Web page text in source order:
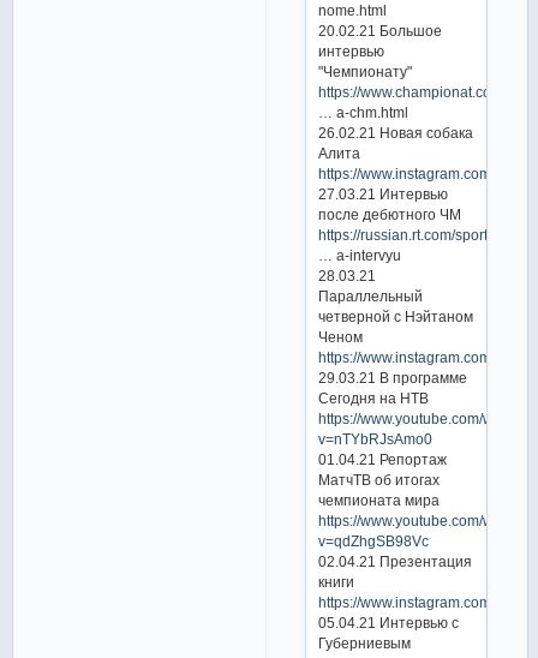
nome.html
20.02.21 Большое
интервью
"Чемпионату"
https://www.championat.com/
… a-chm.html
26.02.21 Новая собака
Алита
https://www.instagram.com/p/
27.03.21 Интервью
после дебютного ЧМ
https://russian.rt.com/sport/
… a-intervyu
28.03.21
Параллельный
четверной с Нэйтаном
Ченом
https://www.instagram.com/p/
29.03.21 В программе
Сегодня на НТВ
https://www.youtube.com/watch?
v=nTYbRJsAmo0
01.04.21 Репортаж
МатчТВ об итогах
чемпионата мира
https://www.youtube.com/watch?
v=qdZhgSB98Vc
02.04.21 Презентация
книги
https://www.instagram.com/p/
05.04.21 Интервью с
Губерниевым